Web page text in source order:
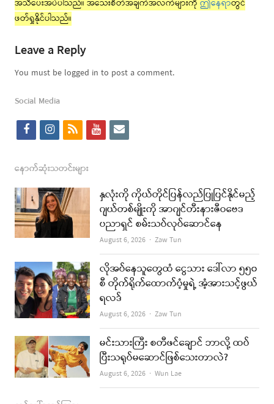
အသိပေးအပ်ပါသည်။ အသေးစိတ်အချက်အလက်များကို ဤနေရာတွင်
ဖတ်ရှုနိုင်ပါသည်။
Leave a Reply
You must be logged in to post a comment.
Social Media
f
c
e
b
o
k
i
s
t
a
g
a
m
r
s
y
t
u
b
e
e
i
l
နောက်ဆုံးသတင်းများ
နှလုံးကို ကိုယ်တိုင်ပြန်လည်ပြုပြင်နိုင်မည့်
ဂျယ်တစ်မျိုးကို အာဂျင်တီးနားဇီဝဗေဒ
ပညာရှင် စမ်းသပ်လုပ်ဆောင်နေ
August 6, 2026 Author
Zaw Tun
လိုအပ်နေသူတွေထံ ငွေသား ဒေါ်လာ ၅၅၀
စီ တိုက်ရိုက်ထောက်ပံ့မှုရဲ့ အံ့အားသင့်ဖွယ်
ရလဒ်
August 6, 2026 Author
Zaw Tun
မင်းသားကြီး စတီဖင်ချောင် ဘာလို့ ထပ်
ပြီးသရုပ်မဆောင်ဖြစ်သေးတာလဲ?
August 6, 2026 Author
Wun Lae